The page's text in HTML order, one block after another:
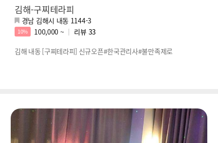
김해-구찌테라피
경남 김해시 내동 1144-3
10% 100,000 ~ 리뷰 33
김해 내동 [구찌테라피] 신규오픈#한국관리사#불만족제로